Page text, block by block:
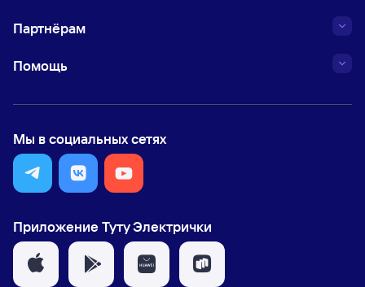
Партнёрам
Помощь
Мы в социальных сетях
Приложение Туту Электрички